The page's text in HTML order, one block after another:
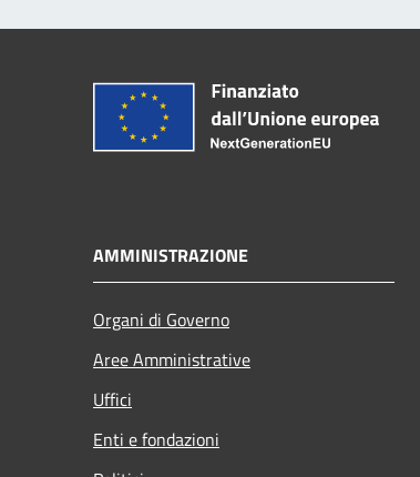
AMMINISTRAZIONE
Organi di Governo
Aree Amministrative
Uffici
Enti e fondazioni